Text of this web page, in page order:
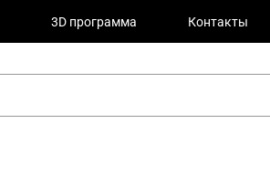
3D программа Контакты